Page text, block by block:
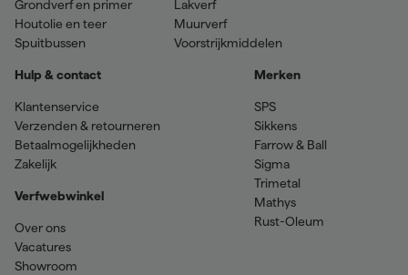
Grondverf en primer
Houtolie en teer
Spuitbussen
Lakverf
Muurverf
Voorstrijkmiddelen
Hulp & contact
Klantenservice
Verzenden & retourneren
Betaalmogelijkheden
Zakelijk
Verfwebwinkel
Over ons
Vacatures
Showroom
Merken
SPS
Sikkens
Farrow & Ball
Sigma
Trimetal
Mathys
Rust-Oleum